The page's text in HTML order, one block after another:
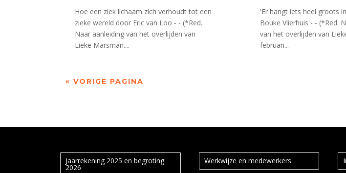
Hoe een ziek lichaam zich verhoudt tot een
zieke wereld door Eric van Loo - - (*Red.
Naar aanleiding van het overlijden van
Lieke Marsman....
'Er hangt iets heel groots
Bouke Vlierhuis - - (*Red.
van het overlijden van
februari...
« VORIGE PAGINA
Jaarrekening 2025 en begroting
2026
Werkwijze en medewerkers